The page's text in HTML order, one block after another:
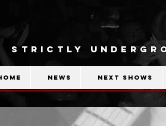
STRICTLY
News Next shows